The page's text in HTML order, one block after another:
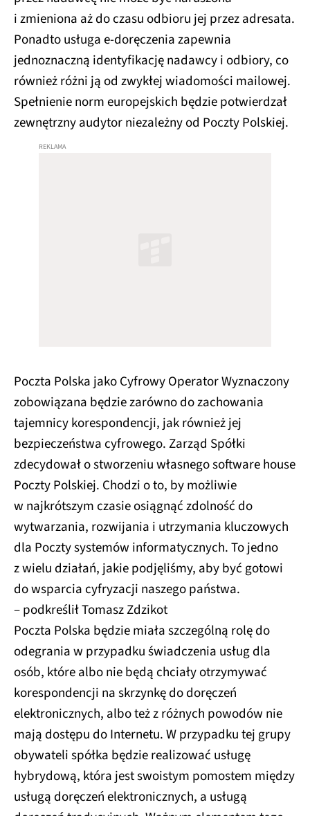
i zmieniona aż do czasu odbioru jej przez adresata.
Ponadto usługa e-doręczenia zapewnia
jednoznaczną identyfikację nadawcy i odbiory, co
również różni ją od zwykłej wiadomości mailowej.
Spełnienie norm europejskich będzie potwierdzał
zewnętrzny audytor niezależny od Poczty Polskiej.
Poczta Polska jako Cyfrowy Operator Wyznaczony
zobowiązana będzie zarówno do zachowania
tajemnicy korespondencji, jak również jej
bezpieczeństwa cyfrowego. Zarząd Spółki
zdecydował o stworzeniu własnego software house
Poczty Polskiej. Chodzi o to, by możliwie
w najkrótszym czasie osiągnąć zdolność do
wytwarzania, rozwijania i utrzymania kluczowych
dla Poczty systemów informatycznych. To jedno
z wielu działań, jakie podjęliśmy, aby być gotowi
do wsparcia cyfryzacji naszego państwa.
– podkreślił Tomasz Zdzikot
Poczta Polska będzie miała szczególną rolę do
odegrania w przypadku świadczenia usług dla
osób, które albo nie będą chciały otrzymywać
korespondencji na skrzynkę do doręczeń
elektronicznych, albo też z różnych powodów nie
mają dostępu do Internetu. W przypadku tej grupy
obywateli spółka będzie realizować usługę
hybrydową, która jest swoistym pomostem między
usługą doręczeń elektronicznych, a usługą